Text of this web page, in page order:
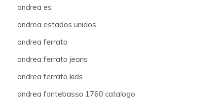
andrea es
andrea estados unidos
andrea ferrato
andrea ferrato jeans
andrea ferrato kids
andrea fontebasso 1760 catalogo